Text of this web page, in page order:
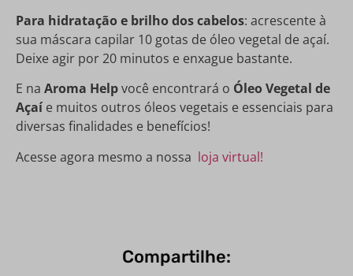
Para hidratação e brilho dos cabelos: acrescente à
sua máscara capilar 10 gotas de óleo vegetal de açaí.
Deixe agir por 20 minutos e enxague bastante.
E na Aroma Helpvocê encontrará o Óleo Vegetal de
Açaíe muitos outros óleos vegetais e essenciais para
diversas finalidades e benefícios!
Acesse agora mesmo a nossa loja virtual!
Compartilhe: